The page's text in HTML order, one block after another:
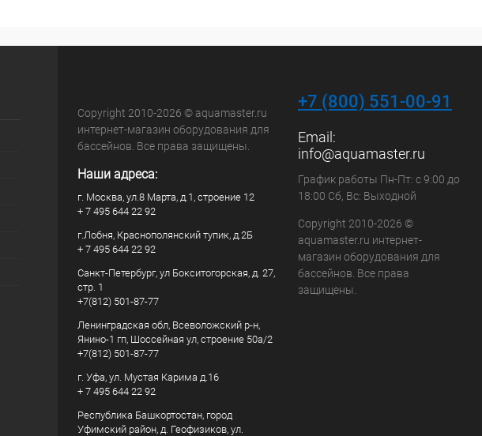
Copyright 2010-2026 © aquamaster.ru
интернет-магазин оборудования для
бассейнов. Все права защищены.
Наши адреса:
г. Москва, ул.8 Марта, д.1, строение 12
+ 7 495 644 22 92
г.Лобня, Краснополянский тупик, д.2Б
+ 7 495 644 22 92
Санкт-Петербург, ул Бокситогорская, д. 27,
стр. 1
+7(812) 501-87-77
Ленинградская обл, Всеволожский р-н,
Янино-1 гп, Шоссейная ул, строение 50а/2
+7(812) 501-87-77
г. Уфа, ул. Мустая Карима д.16
+ 7 495 644 22 92
Республика Башкортостан, город
Уфимский район, д. Геофизиков, ул.
+7 (800) 551-00-91
Email:
info@aquamaster.ru
График работы Пн-Пт: с 9:00 до
18:00 Сб, Вс: Выходной
Copyright 2010-2026 ©
aquamaster.ru интернет-
магазин оборудования для
бассейнов. Все права
защищены.